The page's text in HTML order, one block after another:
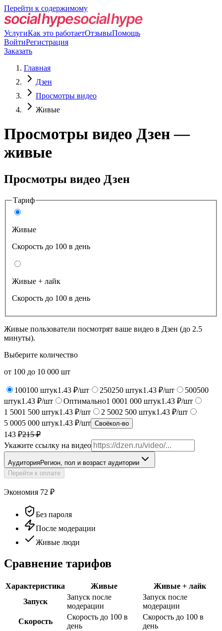
Перейти к содержимому
УслугиКак это работаетОтзывыПомощь
ВойтиРегистрация
Заказать
Главная
Дзен
Просмотры видео
Живые
Просмотры видео Дзен —
живые
Просмотры видео Дзен
Тариф
Живые
Скорость до 100 в день
Живые + лайк
Скорость до 100 в день
Живые пользователи посмотрят ваше видео в Дзен (до 2.5
минуты).
Выберите количество
от 100 до 10 000 шт
100100 штук1.43 ₽/шт 250250 штук1.43 ₽/шт 500500
штук1.43 ₽/шт Оптимально1 0001 000 штук1.43 ₽/шт
1 5001 500 штук1.43 ₽/шт 2 5002 500 штук1.43 ₽/шт
5 0005 000 штук1.43 ₽/шт Своёкол-во
143 ₽215₽
Укажите ссылку на видео
АудиторияРегион, пол и возраст аудитории
Перейти к оплате
Экономия 72 ₽
Без пароля
После модерации
Живые люди
Сравнение тарифов
Характеристика Живые
Живые + лайк
Запуск
Запуск после
модерации
Запуск после
модерации
Скорость
Скорость до 100 в
день
Скорость до 100 в
день